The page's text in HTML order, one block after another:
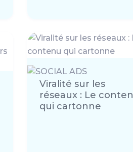
Viralité sur les
réseaux : Le
qui cartonne